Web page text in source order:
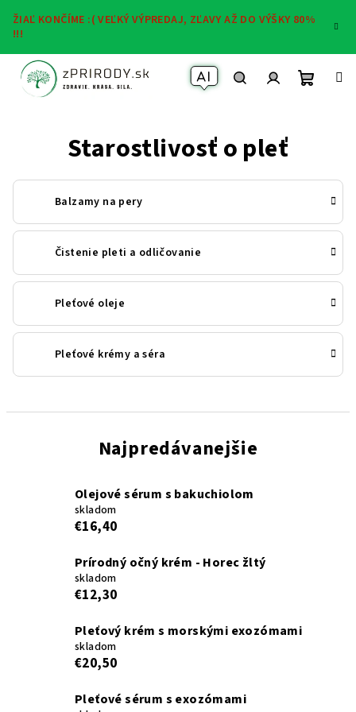
obsah
ŽIAĽ KONČÍME :( VEĽKÝ VÝPREDAJ, ZĽAVY AŽ DO VÝŠKY 80%
!!!
Starostlivosť o pleť
Balzamy na pery
Čistenie pleti a odličovanie
Pleťové oleje
Pleťové krémy a séra
Najpredávanejšie
Olejové sérum s bakuchiolom
skladom
€16,40
Prírodný očný krém - Horec žltý
skladom
€12,30
Pleťový krém s morskými exozómami
skladom
€20,50
Pleťové sérum s exozómami